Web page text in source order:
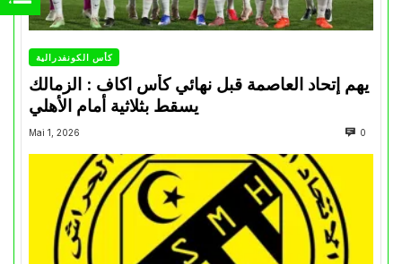
كأس الكونفدرالية
يهم إتحاد العاصمة قبل نهائي كأس اكاف : الزمالك
Mai 1, 2026 0